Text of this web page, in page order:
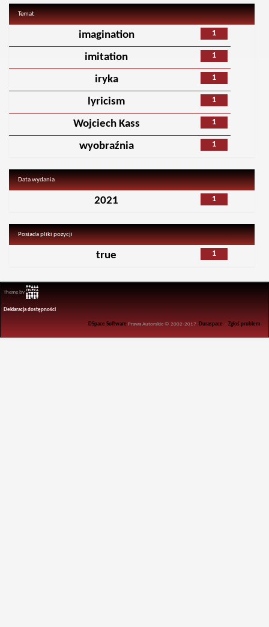
Temat
1
imagination
1
imitation
1
iryka
1
lyricism
1
Wojciech Kass
1
wyobraźnia
Data wydania
1
2021
Posiada pliki pozycji
1
true
Theme by
Deklaracja dostępności
DSpace Software Prawa Autorskie © 2002-2017 Duraspace -Zgłoś problem